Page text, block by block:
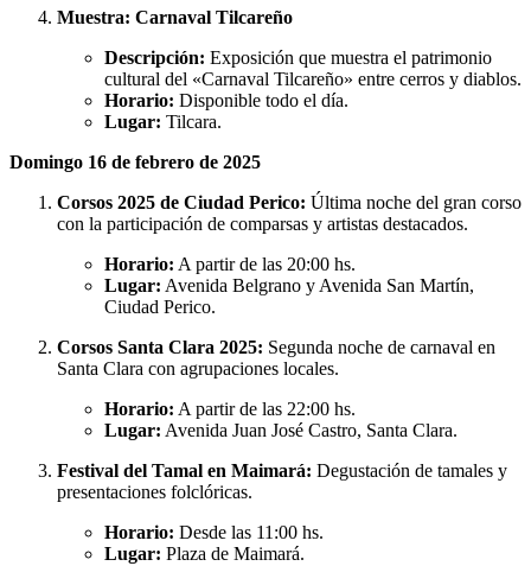
Muestra: Carnaval Tilcareño
Descripción: Exposición que muestra el patrimonio
cultural del «Carnaval Tilcareño» entre cerros y diablos.
Horario: Disponible todo el día.
Lugar: Tilcara.
Domingo 16 de febrero de 2025
Corsos 2025 de Ciudad Perico: Última noche del gran corso
con la participación de comparsas y artistas destacados.
Horario: A partir de las 20:00 hs.
Lugar: Avenida Belgrano y Avenida San Martín,
Ciudad Perico.
Corsos Santa Clara 2025: Segunda noche de carnaval en
Santa Clara con agrupaciones locales.
Horario: A partir de las 22:00 hs.
Lugar: Avenida Juan José Castro, Santa Clara.
Festival del Tamal en Maimará: Degustación de tamales y
presentaciones folclóricas.
Horario: Desde las 11:00 hs.
Lugar: Plaza de Maimará.